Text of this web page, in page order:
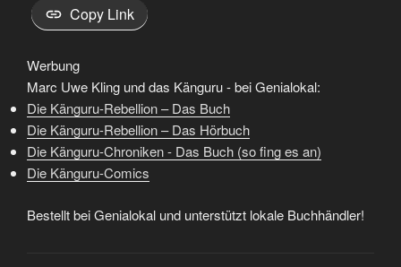
Copy Link
Werbung
Marc Uwe Kling und das Känguru - bei Genialokal:
Die Känguru-Rebellion – Das Buch
Die Känguru-Rebellion – Das Hörbuch
Die Känguru-Chroniken - Das Buch (so fing es an)
Die Känguru-Comics
Bestellt bei Genialokal und unterstützt lokale Buchhändler!